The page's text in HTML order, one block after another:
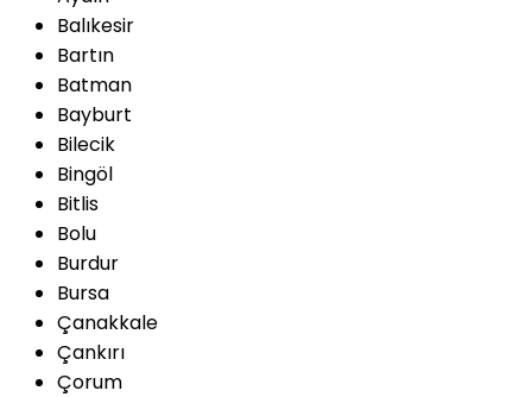
Balıkesir
Bartın
Batman
Bayburt
Bilecik
Bingöl
Bitlis
Bolu
Burdur
Bursa
Çanakkale
Çankırı
Çorum